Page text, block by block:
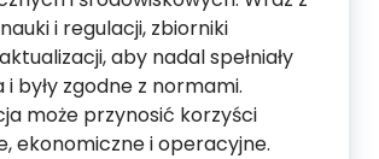
i regulacji, zbiorniki
aby nadal spełniały
były zgodne z normami.
może przynosić korzyści
ekonomiczne i operacyjne.